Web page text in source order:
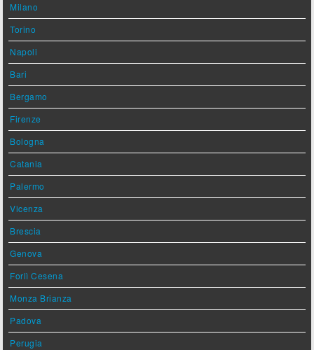
Milano
Torino
Napoli
Bari
Bergamo
Firenze
Bologna
Catania
Palermo
Vicenza
Brescia
Genova
Forlì Cesena
Monza Brianza
Padova
Perugia